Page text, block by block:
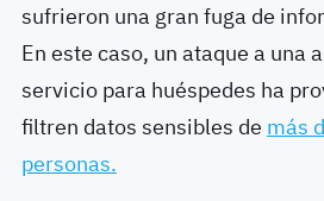
sufrieron una gran fuga de
En este caso, un ataque a una
servicio para huéspedes ha
filtren datos sensibles de más
personas.